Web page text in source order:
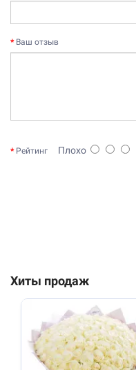
Ваш отзыв
Рейтинг Плохо
Хиты продаж